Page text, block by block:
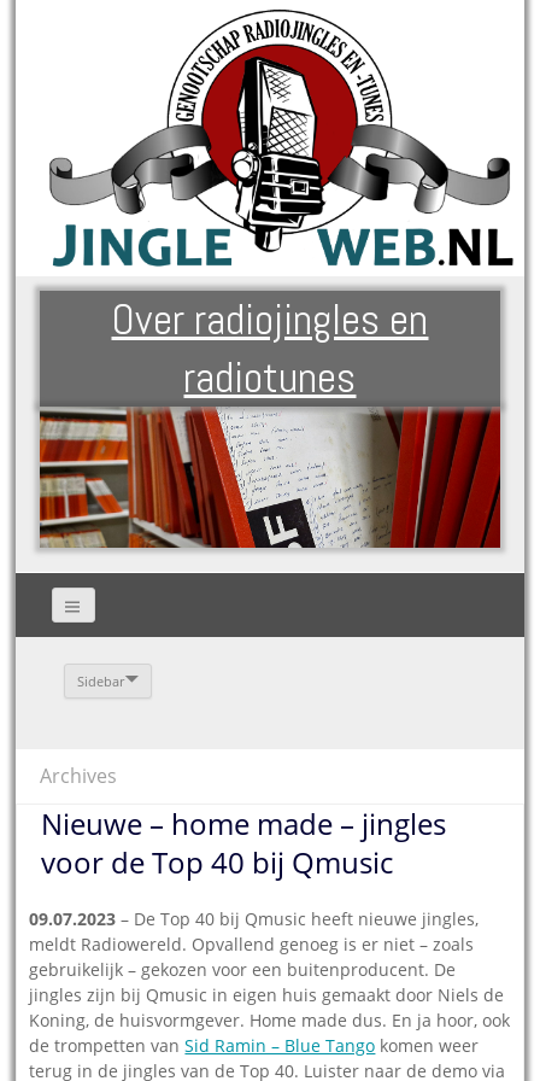
Over radiojingles en
radiotunes
Sidebar
Archives
Nieuwe – home made – jingles
voor de Top 40 bij Qmusic
09.07.2023 – De Top 40 bij Qmusic heeft nieuwe jingles,
meldt Radiowereld. Opvallend genoeg is er niet – zoals
gebruikelijk – gekozen voor een buitenproducent. De
jingles zijn bij Qmusic in eigen huis gemaakt door Niels de
Koning, de huisvormgever. Home made dus. En ja hoor, ook
de trompetten vanSid Ramin – Blue Tango komen weer
terug in de jingles van de Top 40. Luister naar de demo via